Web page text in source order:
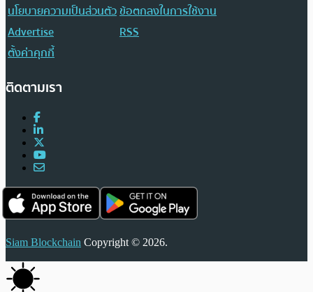
นโยบายความเป็นส่วนตัวข้อตกลงในการใช้งาน
Advertise
RSS
ตั้งค่าคุกกี้
ติดตามเรา
Siam Blockchain Copyright © 2026.